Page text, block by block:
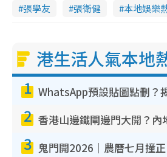
張學友 張衛健 本地娛樂
港生活人氣本地
1
2
3